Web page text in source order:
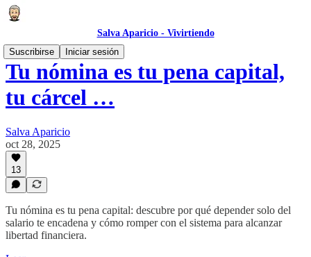
Salva Aparicio - Vivirtiendo
Suscribirse
Iniciar sesión
Tu nómina es tu pena capital,
tu cárcel …
Salva Aparicio
oct 28, 2025
13
Tu nómina es tu pena capital: descubre por qué depender solo del
salario te encadena y cómo romper con el sistema para alcanzar
libertad financiera.